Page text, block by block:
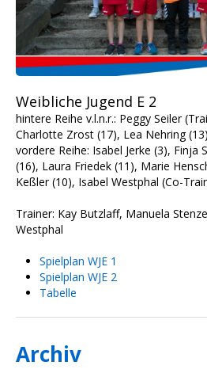
Weibliche Jugend E 2
hintere Reihe v.l.n.r.: Peggy Seiler
Charlotte Zrost (17), Lea Nehring
vordere Reihe: Isabel Jerke (3), Finja
(16), Laura Friedek (11), Marie
Keßler (10), Isabel Westphal (Co-
Trainer: Kay Butzlaff, Manuela
Westphal
Spielplan WJE 1
Spielplan WJE 2
Tabelle
Archiv